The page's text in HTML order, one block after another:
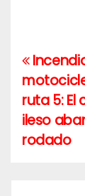
de
ruta 5:
ileso
rodado